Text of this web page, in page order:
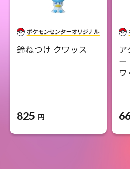
鈴ねつけ クワッス
825 円
ー
ワ